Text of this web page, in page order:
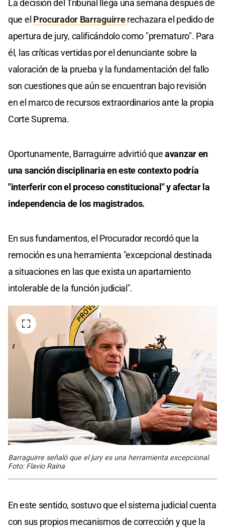
La decisión del Tribunal llega una semana después de
que el Procurador Barraguirrerechazara el pedido de
apertura de jury, calificándolo como "prematuro". Para
él, las críticas vertidas por el denunciante sobre la
valoración de la prueba y la fundamentación del fallo
son cuestiones que aún se encuentran bajo revisión
en el marco de recursos extraordinarios ante la propia
Corte Suprema.
Oportunamente, Barraguirre advirtió queavanzar en
una sanción disciplinaria en este contexto podría
"interferir con el proceso constitucional" y afectar la
independencia de los magistrados.
En sus fundamentos, el Procurador recordó que la
remoción es una herramienta "excepcional destinada
a situaciones en las que exista un apartamiento
intolerable de la función judicial".
Barraguirre señaló que el jury es una herramienta excepcional.
Foto: Flavio Raina
En este sentido, sostuvo que el sistema judicial cuenta
con sus propios mecanismos de corrección y que la